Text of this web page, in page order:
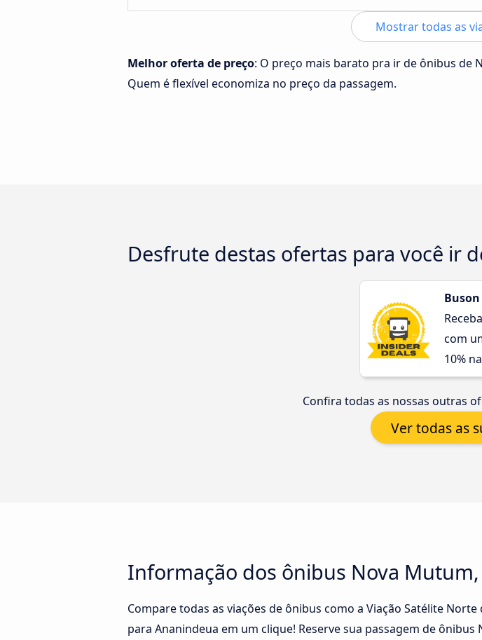
Mostrar todas as
Melhor oferta de preço: O preço mais barato pra ir de ônibus de
Quem é flexível economiza no preço da passagem.
Desfrute destas ofertas para você ir
Buson
com
10%
Confira todas as nossas outras
Ver todas as
Informação dos ônibus Nova
Compare todas as viações de ônibus como a Viação Satélite
para Ananindeua em um clique! Reserve sua passagem de